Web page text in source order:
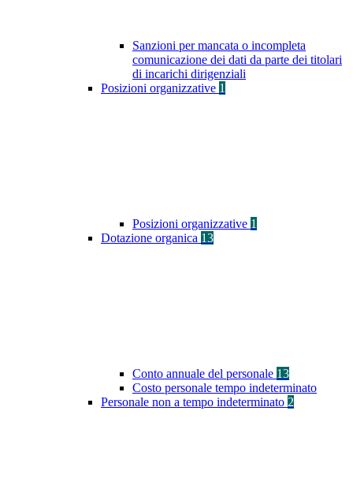
Sanzioni per mancata o incompleta
comunicazione dei dati da parte dei titolari
di incarichi dirigenziali
Posizioni organizzative 1
Posizioni organizzative 1
Dotazione organica 13
Conto annuale del personale 13
Costo personale tempo indeterminato
Personale non a tempo indeterminato 2